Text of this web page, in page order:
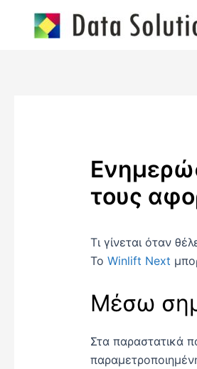
τους
Τι γίνεται όταν
Το Winlift Next
Μέσω
Στα παραστατικά